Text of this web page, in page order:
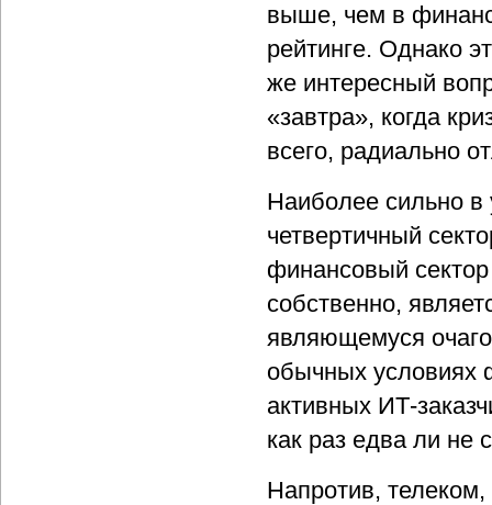
выше, чем в
рейтинге. Однако
же интересный
«завтра», когда
всего, радиально
Наиболее сильно в
четвертичный
финансовый
собственно,
являющемуся
обычных условиях
активных ИТ-
как раз едва ли
Напротив,